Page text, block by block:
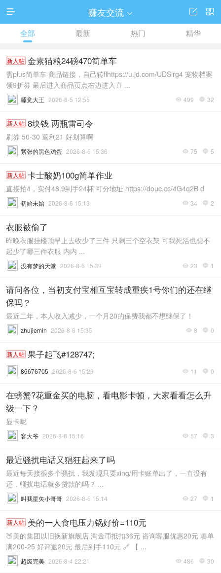
 赚友交流  

全部 最新 热门 精华
新人帖 金素猫粮24磅470简单车
需plus简单车 商品链接，自己转flhttps://u.jd.com/UDSirg4 宠物档案
领9折券 最后进入商品页点右边进入直 ...
 499  32
睡觉大王 2026-8-5 12:55
新人帖 8块钱 两瓶雷司令
刷券 50-30 返利21 好划算啊
 75  5
紧张的黑色鸡蛋 2026-8-6 15:36
新人帖 卡士酸奶100g简单作业
直接拍4，实付48.9到手24杯 可分地址 https://douc.cc/4G4q2B d
 34  2
初始未始 2026-8-6 15:13
衣服被偷了
昨晚衣服挂楼顶早上去收少了三件 只剩三个空衣架 可我死活也想不
起少了哪三件衣服 内内 ...
 23  1
没有梦的天堂 2026-8-6 15:39
请问各位，当初支付宝相互宝转成重疾1号你们的还在继
保吗？
最近二年，本人收入减少，一个月20的保费我都不想继保了！
 8  0
zhujiemin 2026-8-6 15:35
新人帖 果子起飞#128747;
 11  0
86676705 2026-8-6 15:29
在螃蟹?花重金买的电脑，看电影卡顿，大家看看怎么升
级一下？
显卡呢
 57  3
客大爷 2026-8-6 15:16
最近骚扰电话又猖狂起来了吗
最近每天接很多个骚扰，我发现只要xing/用卡账单出了，一直没有
还，骚扰电话就多贷款的吗？ ...
 27  1
叫我星矢小哥哥 2026-8-6 15:14
新人帖 美的一人食电压力锅好价=110元
🍑美的集团以旧换新旗舰店 淘金币抵扣36元 咨询客服优惠20元 凑单
满200-25 好评返20元 最后到手110元 🔗 【 ...
 486  30
超级完美 2026-8-4 22:21